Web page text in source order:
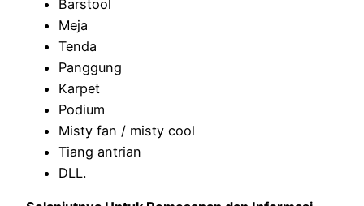
Barstool
Meja
Tenda
Panggung
Karpet
Podium
Misty fan / misty cool
Tiang antrian
DLL.